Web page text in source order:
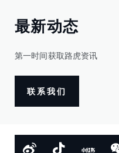
最新动态
第一时间获取路虎资讯
联系我们